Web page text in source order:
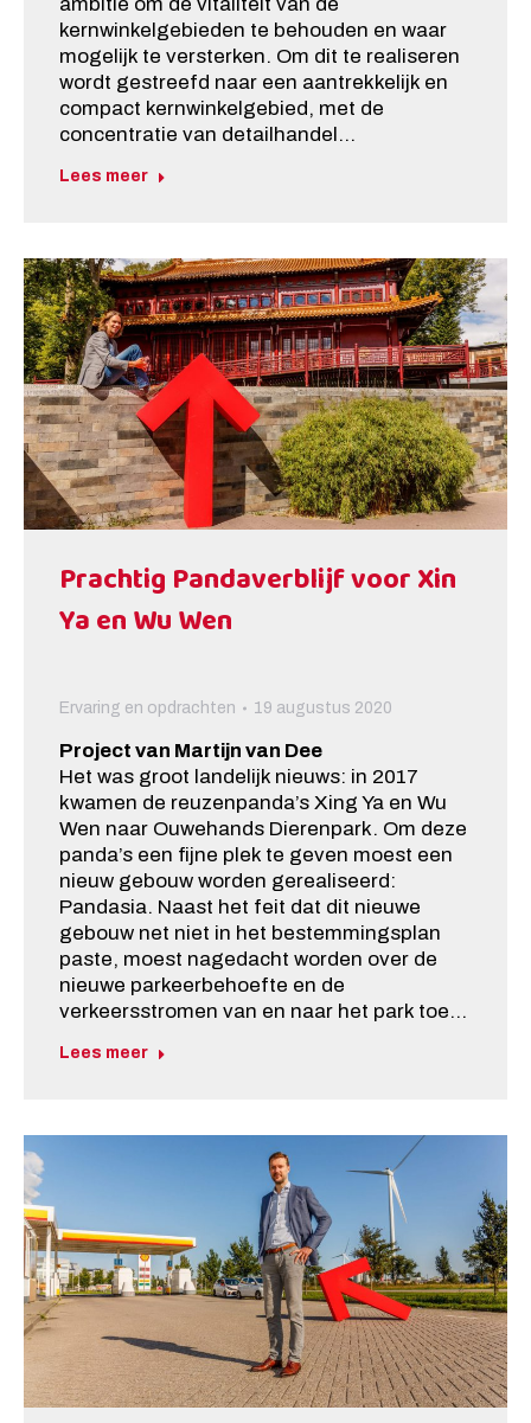
kernwinkelgebieden te behouden en waar
mogelijk te versterken. Om dit te realiseren
wordt gestreefd naar een aantrekkelijk en
compact kernwinkelgebied, met de
concentratie van detailhandel…
Lees meer
Prachtig Pandaverblijf voor Xin
Ya en Wu Wen
Ervaring en opdrachten 19 augustus 2020
Project van Martijn van Dee
Het was groot landelijk nieuws: in 2017
kwamen de reuzenpanda’s Xing Ya en Wu
Wen naar Ouwehands Dierenpark. Om deze
panda’s een fijne plek te geven moest een
nieuw gebouw worden gerealiseerd:
Pandasia. Naast het feit dat dit nieuwe
gebouw net niet in het bestemmingsplan
paste, moest nagedacht worden over de
nieuwe parkeerbehoefte en de
verkeersstromen van en naar het park toe…
Lees meer